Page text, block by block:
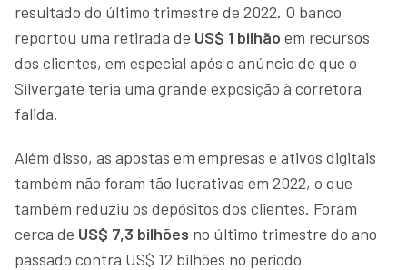
resultado do último trimestre de 2022. O banco
reportou uma retirada de US$ 1 bilhão em recursos
dos clientes, em especial após o anúncio de que o
Silvergate teria uma grande exposição à corretora
falida.
Além disso, as apostas em empresas e ativos digitais
também não foram tão lucrativas em 2022, o que
também reduziu os depósitos dos clientes. Foram
cerca de US$ 7,3 bilhões no último trimestre do ano
passado contra US$ 12 bilhões no período